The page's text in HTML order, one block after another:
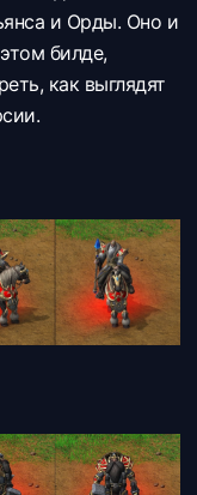
и Орды. Оно и
билде,
как выглядят